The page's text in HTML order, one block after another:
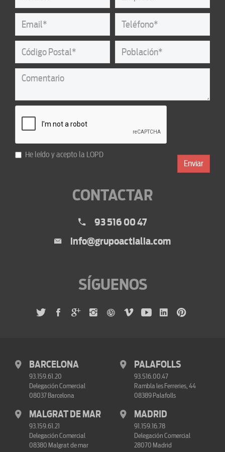
He leído y acepto la LOPD
Enviar
CONTACTAR
93 516 00 47
info@grupoactialia.com
SÍGUENOS
BARCELONA
93.159.61.20
Delegación Comercial
08037 Barcelona
PALAFOLLS
93.516.00.47
Rambla les Ferreries, 44
08389 Palafolls
MALGRAT DE MAR
93.159.61.21
Delegación Comercial
08380 Malgrat de mar
MADRID
91.159.16.78
Delegación Comercial
28070 Madrid